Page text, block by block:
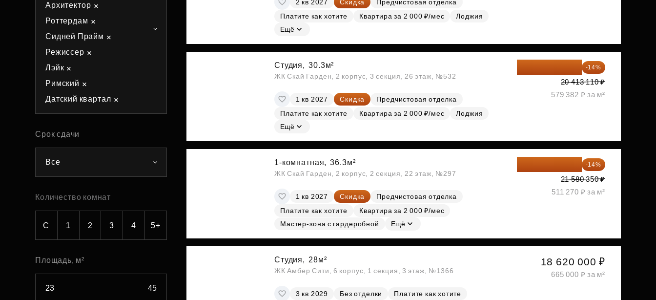
Субсидии
Архитектор
Роттердам
Сидней Прайм
Режиссер
Лэйк
Римский
Датский квартал
Срок сдачи
Все
Количество комнат
С 1 2 3 4 5+
Площадь, м²
2 кв 2027 Скидка
Предчистовая отделка
Платите как хотите
Квартира за 2 000 ₽/мес
Лоджия
Ещё
Студия, 30.3м²
ЖК Скай Гарден, 2 корпус, 3 секция, 26 этаж, №532
1 кв 2027 Скидка
Предчистовая отделка
Платите как хотите
Квартира за 2 000 ₽/мес
Лоджия
Ещё
-14%
20 413 110 ₽
579 382 ₽ за м²
1-комнатная, 36.3м²
ЖК Скай Гарден, 2 корпус, 2 секция, 22 этаж, №297
1 кв 2027 Скидка
Предчистовая отделка
Платите как хотите
Квартира за 2 000 ₽/мес
Мастер-зона с гардеробной
Ещё
-14%
21 580 350 ₽
511 270 ₽ за м²
Студия, 28м²
ЖК Амбер Сити, 6 корпус, 1 секция, 3 этаж, №1366
3 кв 2029 Без отделки
Платите как хотите
18 620 000 ₽
665 000 ₽ за м²